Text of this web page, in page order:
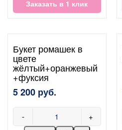
Заказать в 1 клик
Букет ромашек в
цвете
жёлтый+оранжевый
+фуксия
5 200 руб.
- +